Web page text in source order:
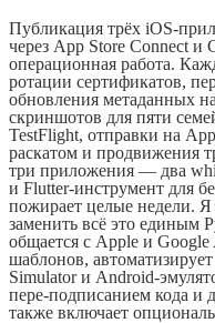
Публикация трёх iOS-
через App Store Connect
операционная работа.
ротации сертификатов,
обновления метаданных
скриншотов для пяти
TestFlight, отправки на
раскатом и продвижения
три приложения — два
и Flutter-инструмент для
пожирает целые недели. Я
заменить всё это единым
общается с Apple и
шаблонов,
Simulator и Android-
пере-подписанием кода и
также включает